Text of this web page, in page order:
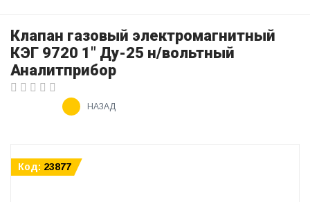
Клапан газовый электромагнитный
КЭГ 9720 1" Ду-25 н/вольтный
Аналитприбор
НАЗАД
Код: 23877